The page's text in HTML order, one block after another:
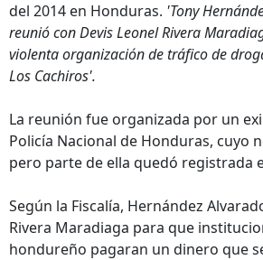
del 2014 en Honduras. 'Tony
reunió con Devis Leonel Rivera
violenta organización de tráfico de
Los Cachiros'.
La reunión fue organizada por un
Policía Nacional de Honduras, cuyo
pero parte de ella quedó registrada
Según la Fiscalía, Hernández
Rivera Maradiaga para que
hondureño pagaran un dinero que